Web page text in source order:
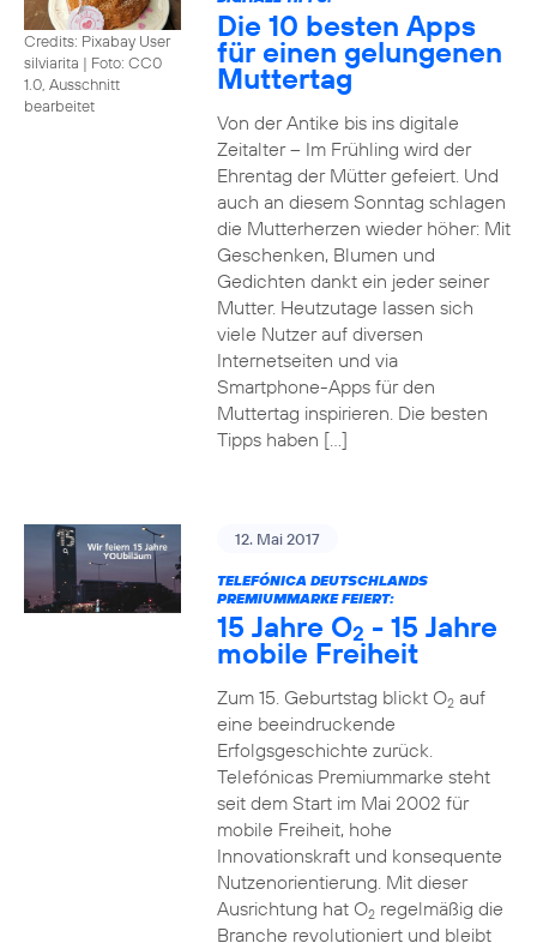
Credits: Pixabay User
silviarita | Foto: CC0
1.0, Ausschnitt
bearbeitet
Die 10 besten Apps
für einen gelungenen
Muttertag
Von der Antike bis ins digitale
Zeitalter – Im Frühling wird der
Ehrentag der Mütter gefeiert. Und
auch an diesem Sonntag schlagen
die Mutterherzen wieder höher: Mit
Geschenken, Blumen und
Gedichten dankt ein jeder seiner
Mutter. Heutzutage lassen sich
viele Nutzer auf diversen
Internetseiten und via
Smartphone-Apps für den
Muttertag inspirieren. Die besten
Tipps haben […]
12. Mai 2017
TELEFÓNICA DEUTSCHLANDS
PREMIUMMARKE FEIERT:
15 Jahre O2 - 15 Jahre
mobile Freiheit
Zum 15. Geburtstag blickt O2auf
eine beeindruckende
Erfolgsgeschichte zurück.
Telefónicas Premiummarke steht
seit dem Start im Mai 2002 für
mobile Freiheit, hohe
Innovationskraft und konsequente
Nutzenorientierung. Mit dieser
Ausrichtung hat O2regelmäßig die
Branche revolutioniert und bleibt